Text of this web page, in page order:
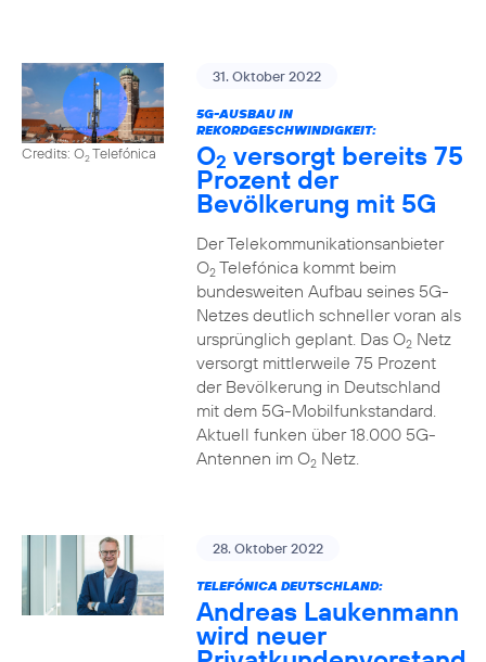
Credits: O2Telefónica
31. Oktober 2022
5G-AUSBAU IN
REKORDGESCHWINDIGKEIT:
O2 versorgt bereits 75
Prozent der
Bevölkerung mit 5G
Der Telekommunikationsanbieter
O2Telefónica kommt beim
bundesweiten Aufbau seines 5G-
Netzes deutlich schneller voran als
ursprünglich geplant. Das O2Netz
versorgt mittlerweile 75 Prozent
der Bevölkerung in Deutschland
mit dem 5G-Mobilfunkstandard.
Aktuell funken über 18.000 5G-
Antennen im O2Netz.
28. Oktober 2022
TELEFÓNICA DEUTSCHLAND:
Andreas Laukenmann
wird neuer